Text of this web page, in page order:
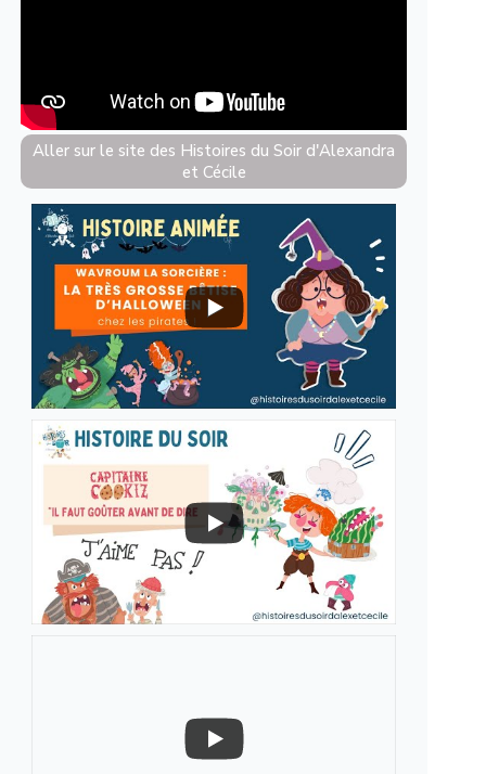
Aller sur le site des Histoires du Soir d'Alexandra
et Cécile